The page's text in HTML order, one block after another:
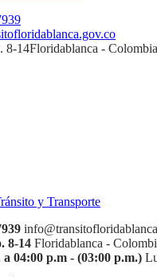
8-14Floridablanca - Colombia
8-14 Floridablanca -
a 04:00 p.m - (03:00 p.m.)